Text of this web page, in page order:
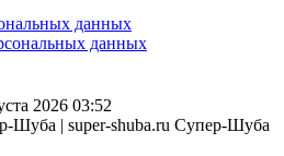
данных
данных
2026 03:52
Супер-Шуба